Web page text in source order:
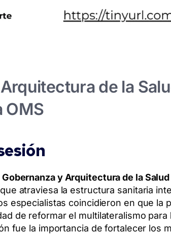
de la
OMS
Gobernanza y Arquitectura de la
atraviesa la estructura sanitaria
especialistas coincidieron en que la
de reformar el multilateralismo
fue la importancia de fortalecer los